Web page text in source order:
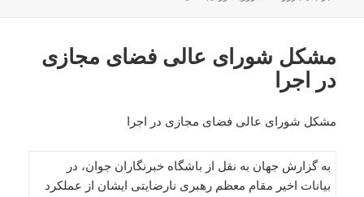
مشکل شورای عالی فضای مجازی
در اجرا
مشکل شورای عالی فضای مجازی در اجرا
به گزارش جهان به نقل از باشگاه خبرنگاران جوان، در
بیانات اخیر مقام معظم رهبری نارضایتی ایشان از عملکرد